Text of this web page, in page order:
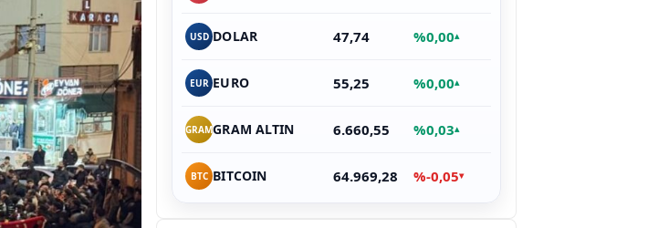
USD DOLAR 47,74 %0,00▴
EUR EURO 55,25 %0,00▴
GRAMGRAM ALTIN 6.660,55 %0,03▴
BTC BITCOIN 64.969,28 %-0,05▾